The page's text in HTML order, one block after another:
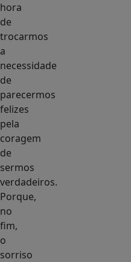
hora
de
trocarmos
a
necessidade
de
parecermos
felizes
pela
coragem
de
sermos
verdadeiros.
Porque,
no
fim,
o
sorriso